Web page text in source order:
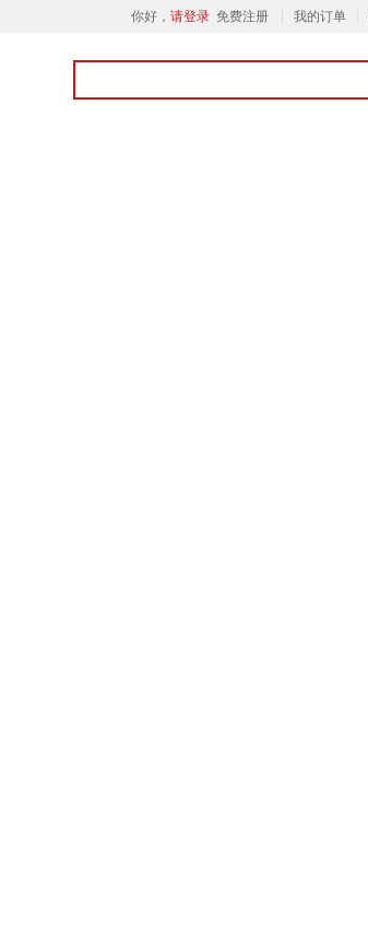
你好， 请登录 免费注册 我的订单